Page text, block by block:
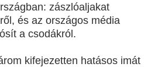
zászlóaljakat
és az országos média
a csodákról.
kifejezetten hatásos imát